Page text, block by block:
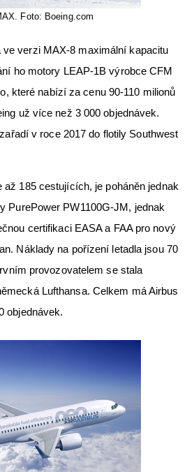
Foto: Boeing.com
ve verzi MAX-8 maximální kapacitu
ho motory LEAP-1B výrobce CFM
které nabízí za cenu 90-110 milionů
už více než 3 000 objednávek.
v roce 2017 do flotily Southwest
až 185 cestujících, je poháněn jednak
PurePower PW1100G-JM, jednak
certifikaci EASA a FAA pro nový
Náklady na pořízení letadla jsou 70
provozovatelem se stala
Lufthansa. Celkem má Airbus
objednávek.